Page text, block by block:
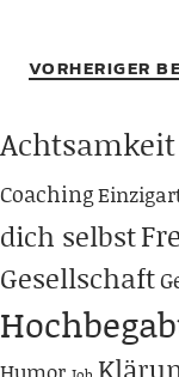
VORHERIGER
Achtsamkeit
Coaching
dich selbst
Gesellschaft